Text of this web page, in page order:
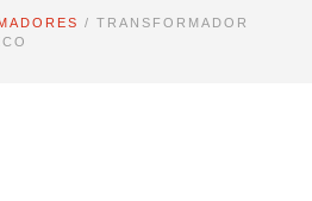
/ TRANSFORMADOR